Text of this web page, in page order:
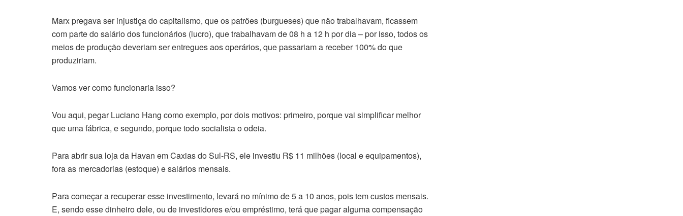
Marx pregava ser injustiça do capitalismo, que os patrões (burgueses) que não trabalhavam, ficassem
com parte do salário dos funcionários (lucro), que trabalhavam de 08 h a 12 h por dia – por isso, todos os
meios de produção deveriam ser entregues aos operários, que passariam a receber 100% do que
produziriam.
Vamos ver como funcionaria isso?
Vou aqui, pegar Luciano Hang como exemplo, por dois motivos: primeiro, porque vai simplificar melhor
que uma fábrica, e segundo, porque todo socialista o odeia.
Para abrir sua loja da Havan em Caxias do Sul-RS, ele investiu R$ 11 milhões (local e equipamentos),
fora as mercadorias (estoque) e salários mensais.
Para começar a recuperar esse investimento, levará no mínimo de 5 a 10 anos, pois tem custos mensais.
E, sendo esse dinheiro dele, ou de investidores e/ou empréstimo, terá que pagar alguma compensação